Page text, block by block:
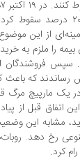
میانگین صنعتی داو جونز در یک روز
از این
را ملزم به
فروشندگان
که باعث
یک مارپیچ مرگ
اتفاق قبل از
مشابه این
رخ دهد.
کرد.